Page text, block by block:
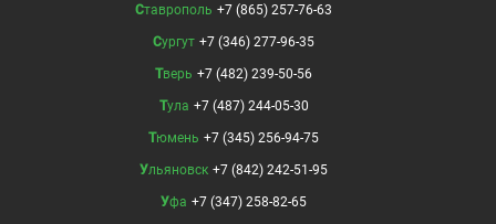
Ставрополь +7 (865) 257-76-63
Сургут +7 (346) 277-96-35
Тверь +7 (482) 239-50-56
Тула +7 (487) 244-05-30
Тюмень +7 (345) 256-94-75
Ульяновск +7 (842) 242-51-95
Уфа +7 (347) 258-82-65